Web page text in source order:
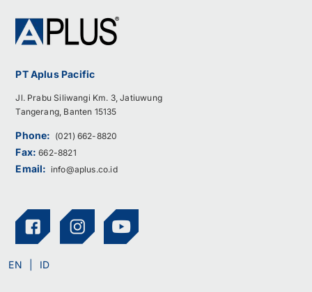
PT Aplus Pacific
Jl. Prabu Siliwangi Km. 3, Jatiuwung
Tangerang, Banten 15135
Phone: (021) 662-8820
Fax:662-8821
Email: info@aplus.co.id
EN ID